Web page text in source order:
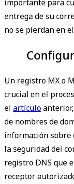
importante para
entrega de su
no se pierdan en
Un registro MX o
crucial en el
el artículoanterior,
de nombres de
información sobre
la seguridad del
registro DNS que
receptor